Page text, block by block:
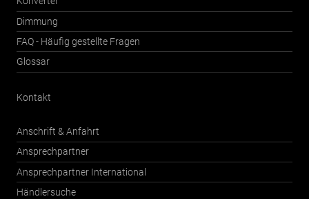
Dimmung
FAQ - Häufig gestellte Fragen
Glossar
Kontakt
Anschrift & Anfahrt
Ansprechpartner
Ansprechpartner International
Händlersuche